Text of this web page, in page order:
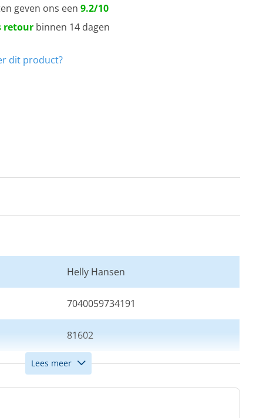
geven ons een 9.2/10
retourbinnen 14 dagen
dit product?
Helly Hansen
7040059734191
81602
S
Lees meer